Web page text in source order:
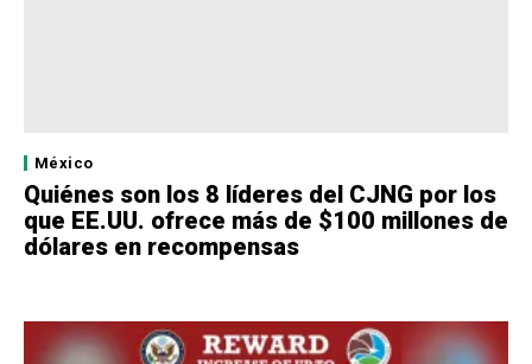
México
Quiénes son los 8 líderes del CJNG por los
que EE.UU. ofrece más de $100 millones de
dólares en recompensas